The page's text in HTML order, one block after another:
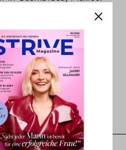
Lufthansa folgten Schritte
Betrieb. Irgendwann
nachhaltiger zu leben
aufgab und als
ihr Unternehmen, ein
Handel mit